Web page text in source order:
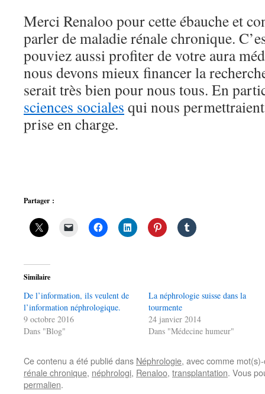
Merci Renaloo pour cette ébauche et
parler de maladie rénale chronique.
pouviez aussi profiter de votre aura
nous devons mieux financer la
serait très bien pour nous tous. En
sciences sociales qui nous
prise en charge.
Partager :
Similaire
De l’information, ils veulent de
l’information néphrologique.
9 octobre 2016
Dans "Blog"
La néphrologie suisse dans la
tourmente
24 janvier 2014
Dans "Médecine humeur"
Ce contenu a été publié dans Néphrologie, avec comme
rénale chronique, néphrologi, Renaloo, transplantation. Vous
permalien.